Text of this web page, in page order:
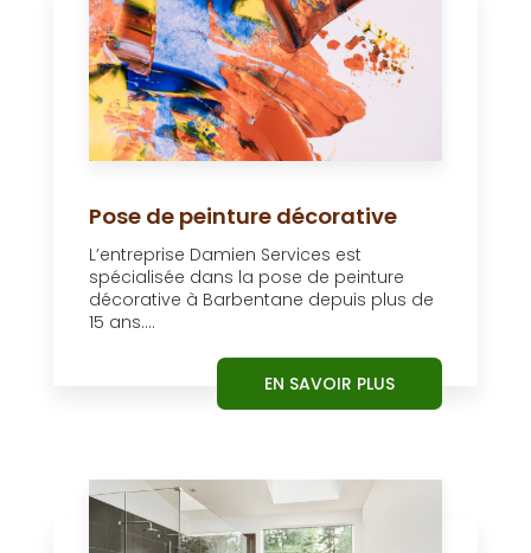
Pose de peinture décorative
L’entreprise Damien Services est
spécialisée dans la pose de peinture
décorative à Barbentane depuis plus de
15 ans....
EN SAVOIR PLUS